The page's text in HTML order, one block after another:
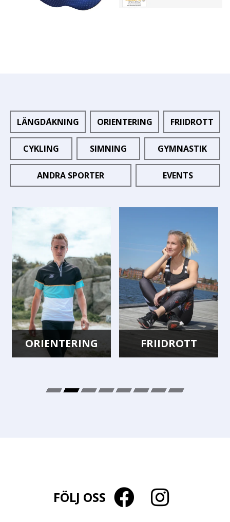
LÄNGDÅKNING ORIENTERING FRIIDROTT
CYKLING SIMNING GYMNASTIK
ANDRA SPORTER EVENTS
ORIENTERING FRIIDROTT
FÖLJ OSS